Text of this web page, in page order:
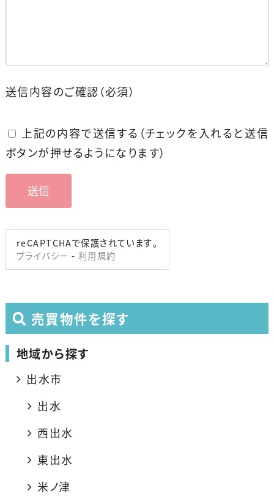
送信内容のご確認（必須）
上記の内容で送信する（チェックを入れると送信
ボタンが押せるようになります）
reCAPTCHAで保護されています。
プライバシー - 利用規約
売買物件を探す
地域から探す
出水市
出水
西出水
東出水
米ノ津